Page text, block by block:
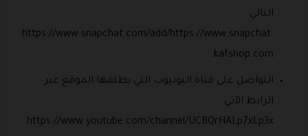
التالي
https://www.snapchat.com/add/https://www.snapchat.
kafshop.com.
التواصل على قناة اليوتيوب التي يطلقها الموقع عبر
الرابط الآتي
https://www.youtube.com/channel/UCBQrHALp7xLp3x